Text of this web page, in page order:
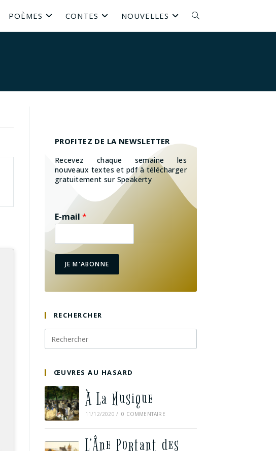
POÈMES CONTES NOUVELLES
PROFITEZ DE LA NEWSLETTER
Recevez chaque semaine les
nouveaux textes et pdf à télécharger
gratuitement sur Speakerty
E-mail *
JE M'ABONNE
RECHERCHER
ŒUVRES AU HASARD
À La Musique
11/12/2020 / 0 COMMENTAIRE
L’Âne Portant des